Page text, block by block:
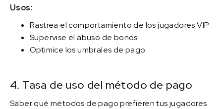
Usos:
Rastrea el comportamiento de los jugadores VIP
Supervise el abuso de bonos
Optimice los umbrales de pago
4. Tasa de uso del método de pago
Saber qué métodos de pago prefieren tus jugadores